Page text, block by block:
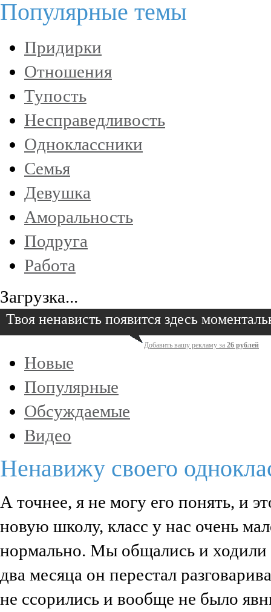
Популярные темы
Придирки
Отношения
Тупость
Несправедливость
Одноклассники
Семья
Девушка
Аморальность
Подруга
Работа
Загрузка...
Твоя ненависть появится здесь
Добавить вашу рекламу за 26 рублей
Новые
Популярные
Обсуждаемые
Видео
Ненавижу своего
А точнее, я не могу его понять, и
новую школу, класс у нас очень
нормально. Мы общались и ходили
два месяца он перестал
не ссорились и вообще не было